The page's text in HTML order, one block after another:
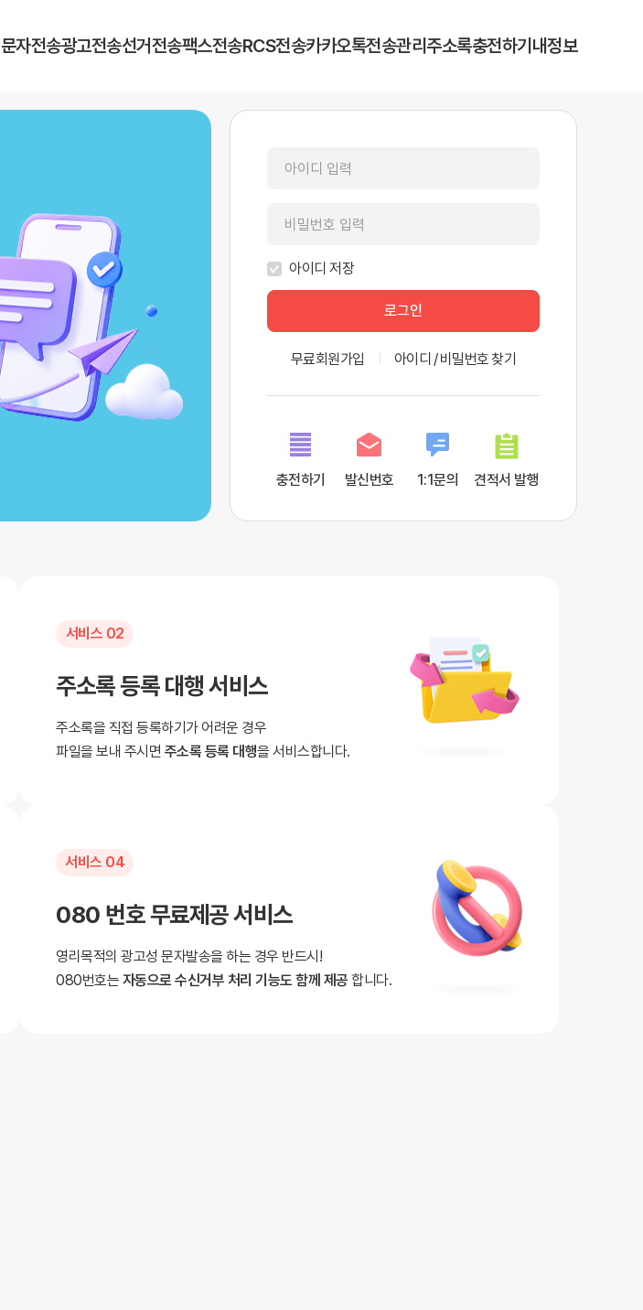
문자전송광고전송선거전송팩스전송RCS전송카카오톡전송관리 주소록충전하기 내정보
아이디 저장
로그인
무료회원가입 아이디 / 비밀번호 찾기
충전하기 발신번호 1:1문의 견적서 발행
서비스 02
주소록 등록 대행 서비스
주소록을 직접 등록하기가 어려운 경우
파일을 보내 주시면 주소록 등록 대행을 서비스합니다.
서비스 04
080 번호 무료제공 서비스
영리목적의 광고성 문자발송을 하는 경우 반드시!
080번호는 자동으로 수신거부 처리 기능도 함께 제공 합니다.